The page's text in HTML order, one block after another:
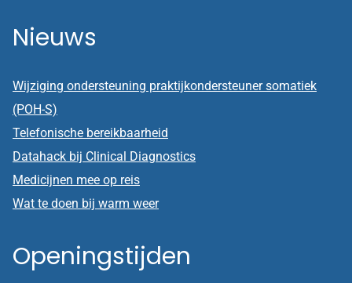
Nieuws
Wijziging ondersteuning praktijkondersteuner somatiek
(POH-S)
Telefonische bereikbaarheid
Datahack bij Clinical Diagnostics
Medicijnen mee op reis
Wat te doen bij warm weer
Openingstijden